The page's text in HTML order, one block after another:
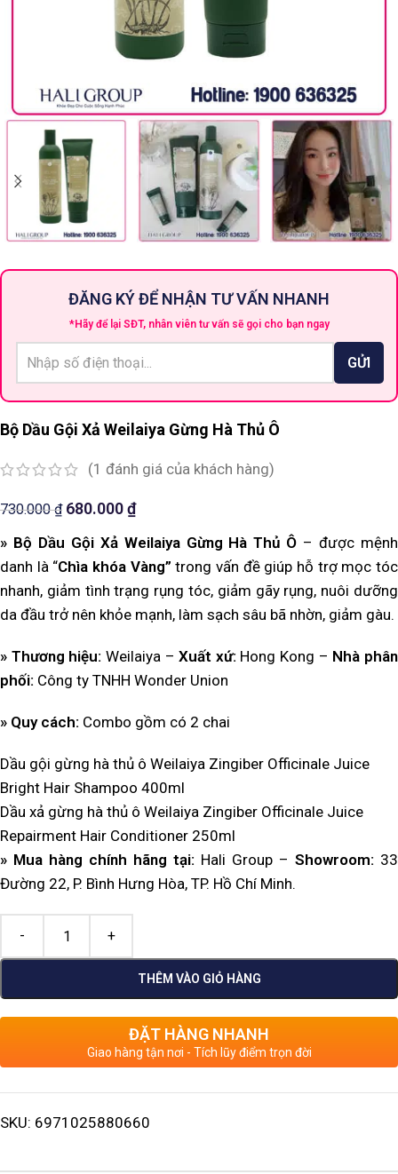
ĐĂNG KÝ ĐỂ NHẬN TƯ VẤN NHANH
*Hãy để lại SĐT, nhân viên tư vấn sẽ gọi cho bạn ngay
Bộ Dầu Gội Xả Weilaiya Gừng Hà Thủ Ô
(1 đánh giá của khách hàng)
730.000₫ 680.000₫
» Bộ Dầu Gội Xả Weilaiya Gừng Hà Thủ Ô – được mệnh
danh là “Chìa khóa Vàng” trong vấn đề giúp hỗ trợ mọc tóc
nhanh, giảm tình trạng rụng tóc, giảm gãy rụng, nuôi dưỡng
da đầu trở nên khỏe mạnh, làm sạch sâu bã nhờn, giảm gàu.
» Thương hiệu: Weilaiya –Xuất xứ: Hong Kong – Nhà phân
phối: Công ty TNHH Wonder Union
» Quy cách: Combo gồm có 2 chai
Dầu gội gừng hà thủ ô Weilaiya Zingiber Officinale Juice
Bright Hair Shampoo 400ml
Dầu xả gừng hà thủ ô Weilaiya Zingiber Officinale Juice
Repairment Hair Conditioner 250ml
» Mua hàng chính hãng tại: Hali Group – Showroom: 33
Đường 22, P. Bình Hưng Hòa, TP. Hồ Chí Minh.
THÊM VÀO GIỎ HÀNG
ĐẶT HÀNG NHANH
Giao hàng tận nơi - Tích lũy điểm trọn đời
SKU: 6971025880660